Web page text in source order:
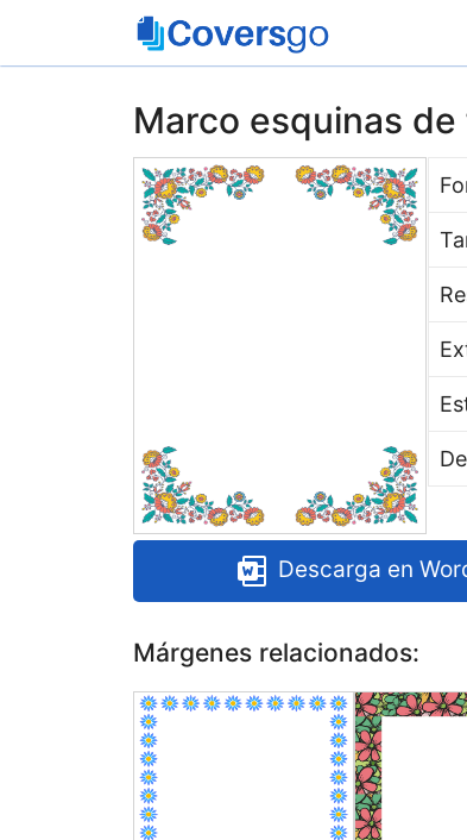
Marco esquinas
Descarga en
Márgenes relacionados: